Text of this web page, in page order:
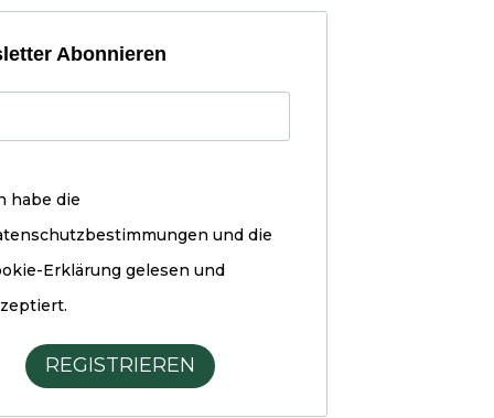
Abonnieren
habe die
und die
Erklärung gelesen und
REGISTRIEREN